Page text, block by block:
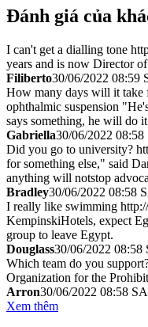
Đánh giá của
I can't get a dialling tone
years and is now Director
Filiberto30/06/2022 08:59
How many days will it take
ophthalmic suspension
says something, he will do
Gabriella30/06/2022 08:58
Did you go to university?
for something else," said
anything will notstop
Bradley30/06/2022 08:58
I really like swimming
KempinskiHotels, expect
group to leave Egypt.
Douglass30/06/2022 08:58
Which team do you
Organization for the
Arron30/06/2022 08:58 SA
Xem thêm